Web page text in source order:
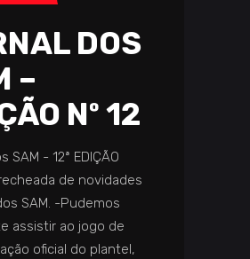
DOS
–
Nº 12
SAM - 12ª EDIÇÃO
de novidades
SAM. -Pudemos
assistir ao jogo de
oficial do plantel,